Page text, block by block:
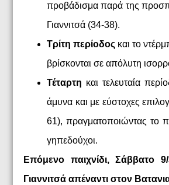
προβάδισμα παρά της
Γιαννιτσά (34-38).
Τρίτη περίοδος και το
βρίσκονται σε απόλυτη
Τέταρτη και τελευταία
άμυνα και με εύστοχες
61), πραγματοποιώντας το
γηπεδούχοι.
Επόμενο παιχνίδι, Σάββατο
Γιαννιτσά απέναντι στον